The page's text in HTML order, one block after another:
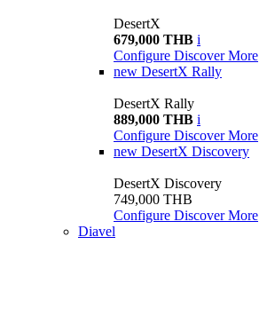
DesertX
679,000 THB i
Configure Discover More
new DesertX Rally
DesertX Rally
889,000 THB i
Configure Discover More
new DesertX Discovery
DesertX Discovery
749,000 THB
Configure Discover More
Diavel